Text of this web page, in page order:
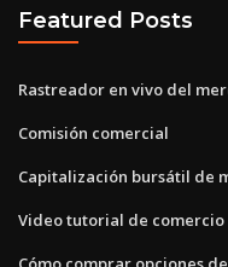
Featured Posts
Rastreador en vivo del
Comisión comercial
Capitalización bursátil de
Video tutorial de comercio